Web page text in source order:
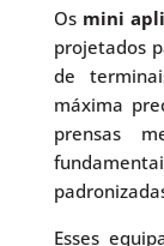
Os mini
projetados
de
máxima
prensas
Esses